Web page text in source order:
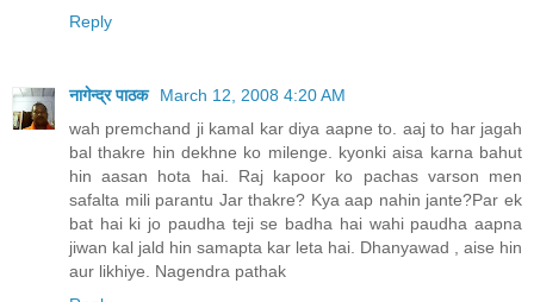
Reply
नागेन्द्र पाठक March 12, 2008 4:20 AM
wah premchand ji kamal kar diya aapne to. aaj to har jagah
bal thakre hin dekhne ko milenge. kyonki aisa karna bahut
hin aasan hota hai. Raj kapoor ko pachas varson men
safalta mili parantu Jar thakre? Kya aap nahin jante?Par ek
bat hai ki jo paudha teji se badha hai wahi paudha aapna
jiwan kal jald hin samapta kar leta hai. Dhanyawad , aise hin
aur likhiye. Nagendra pathak